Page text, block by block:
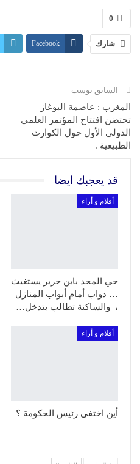
0
شارك Facebook
طباعة
السابق بوست
المغرب : عاصمة البوغاز
تحتضن افتتاح المؤتمر العلمي
الدولي الأول حول الكوارث
الطبيعية .
قد يعجبك ايضا
أقلام و أراء
حي المجد بابن جرير يستغيث
… دواب أمام أبواب المنازل
، والساكنة تطالب بتدخل…
أقلام و أراء
أين اختفى رئيس الحكومة ؟